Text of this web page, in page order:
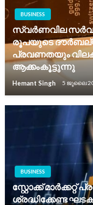
BUSINESS
സ്വർണവില
രൂപയുടെ
പ്രവണതയും
ആക്കംകൂട്ടുന്നു
Hemant Singh 5 ജൂലൈ
BUSINESS
സ്റ്റോക്ക് മാർക്കറ്റ്
ശ്രദ്ധിക്കേണ്ട